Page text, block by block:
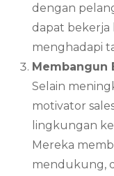
dengan
dapat bekerja
menghadapi
Membangun
Selain
motivator
lingkungan
Mereka
mendukung,